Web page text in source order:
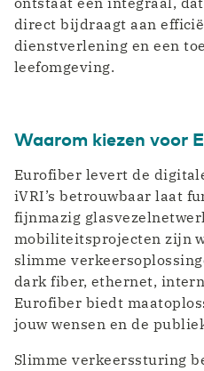
direct bijdraagt aan
dienstverlening en een
leefomgeving.
Waarom kiezen voor
Eurofiber levert de
iVRI’s betrouwbaar laat
fijnmazig
mobiliteitsprojecten zijn
slimme
dark fiber, ethernet,
Eurofiber biedt
jouw wensen en de
Slimme verkeerssturing